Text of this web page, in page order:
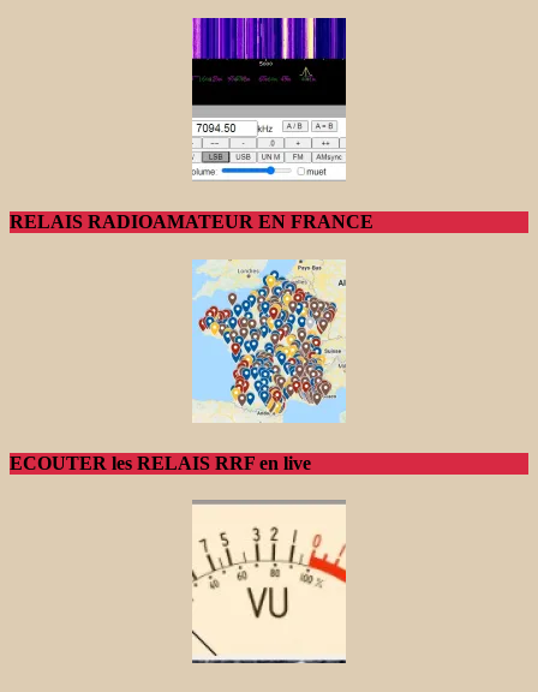
RELAIS RADIOAMATEUR EN FRANCE
ECOUTER les RELAIS RRF en live